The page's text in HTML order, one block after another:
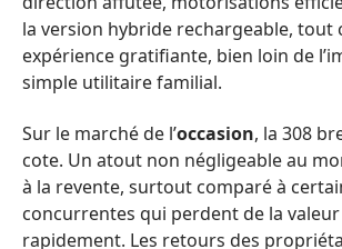
la version hybride rechargeable, tout
expérience gratifiante, bien loin de
simple utilitaire familial.
Sur le marché de l’occasion, la 308
cote. Un atout non négligeable au
à la revente, surtout comparé à
concurrentes qui perdent de la
rapidement. Les retours des